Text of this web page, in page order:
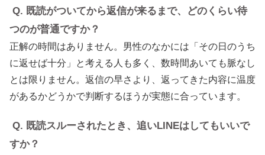
Q. 既読がついてから返信が来るまで、どのくらい待
つのが普通ですか？
正解の時間はありません。男性のなかには「その日のうち
に返せば十分」と考える人も多く、数時間あいても脈なし
とは限りません。返信の早さより、返ってきた内容に温度
があるかどうかで判断するほうが実態に合っています。
Q. 既読スルーされたとき、追いLINEはしてもいいで
すか？